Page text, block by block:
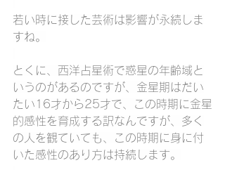
若い時に接した芸術は影響が永続しま
すね。
とくに、西洋占星術で惑星の年齢域と
いうのがあるのですが、金星期はだい
たい16才から25才で、この時期に金星
的感性を育成する訳なんですが、多く
の人を観ていても、この時期に身に付
いた感性のあり方は持続します。